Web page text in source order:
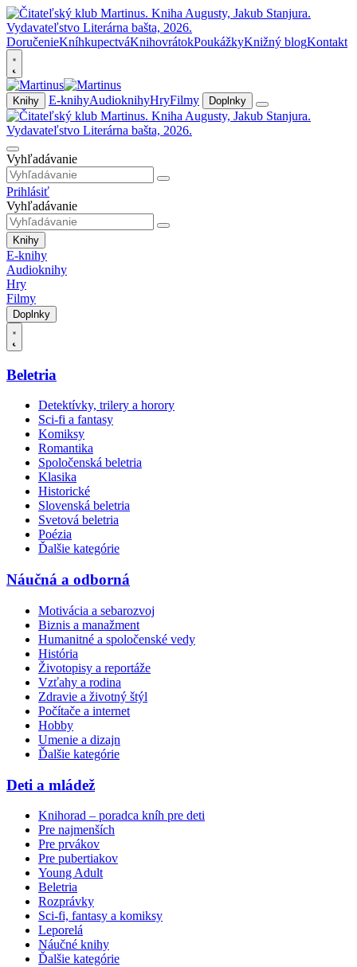
DoručenieKníhkupectváKnihovrátokPoukážkyKnižný blogKontakt
Knihy E-knihyAudioknihyHryFilmy Doplnky
Vyhľadávanie
Prihlásiť
Vyhľadávanie
Knihy
E-knihy
Audioknihy
Hry
Filmy
Doplnky
Beletria
Detektívky, trilery a horory
Sci-fi a fantasy
Komiksy
Romantika
Spoločenská beletria
Klasika
Historické
Slovenská beletria
Svetová beletria
Poézia
Ďalšie kategórie
Náučná a odborná
Motivácia a sebarozvoj
Biznis a manažment
Humanitné a spoločenské vedy
História
Životopisy a reportáže
Vzťahy a rodina
Zdravie a životný štýl
Počítače a internet
Hobby
Umenie a dizajn
Ďalšie kategórie
Deti a mládež
Knihorad – poradca kníh pre deti
Pre najmenších
Pre prvákov
Pre pubertiakov
Young Adult
Beletria
Rozprávky
Sci-fi, fantasy a komiksy
Leporelá
Náučné knihy
Ďalšie kategórie